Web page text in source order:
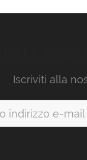
Iscriviti alla